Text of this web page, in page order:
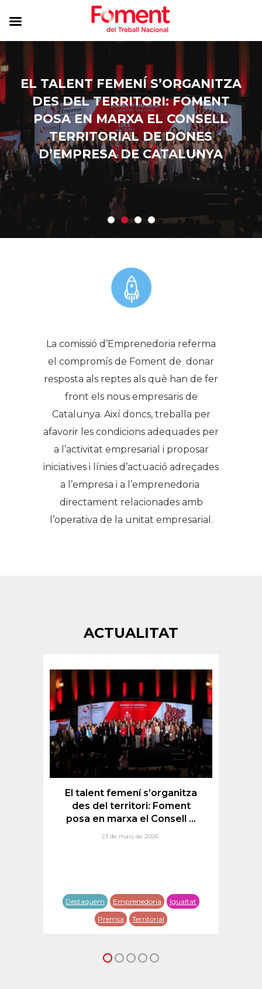
EL TALENT FEMENÍ S’ORGANITZA
DES DEL TERRITORI: FOMENT
POSA EN MARXA EL CONSELL
TERRITORIAL DE DONES
D’EMPRESA DE CATALUNYA
La comissió d’Emprenedoria referma
el compromís de Foment de donar
resposta als reptes als què han de fer
front els nous empresaris de
Catalunya. Així doncs, treballa per
afavorir les condicions adequades per
a l’activitat empresarial i proposar
iniciatives i línies d’actuació adreçades
a l’empresa i a l’emprenedoria
directament relacionades amb
l’operativa de la unitat empresarial.
ACTUALITAT
El talent femení s’organitza
des del territori: Foment
posa en marxa el Consell ...
23 de març de 2026
Destaquem Emprenedoria
Igualtat
Premsa
Territorial